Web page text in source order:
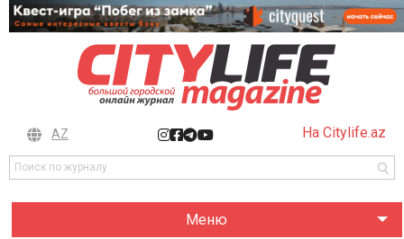
AZ На Citylife.az
Меню